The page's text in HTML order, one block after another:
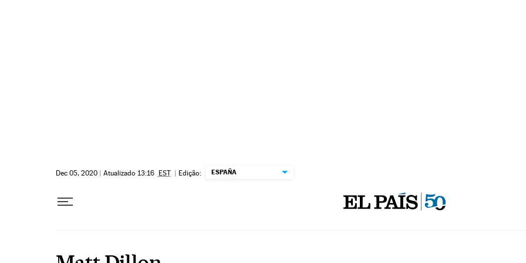
Dec 05, 2020 | Atualizado 13:16 EST | Edição: ESPAÑA